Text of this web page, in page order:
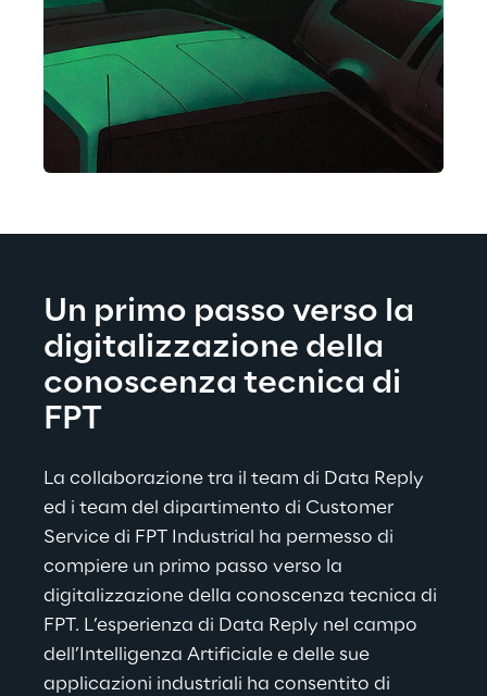
Un primo passo verso la
digitalizzazione della
conoscenza tecnica di
FPT
La collaborazione tra il team di Data Reply
ed i team del dipartimento di Customer
Service di FPT Industrial ha permesso di
compiere un primo passo verso la
digitalizzazione della conoscenza tecnica di
FPT. L’esperienza di Data Reply nel campo
dell’Intelligenza Artificiale e delle sue
applicazioni industriali ha consentito di